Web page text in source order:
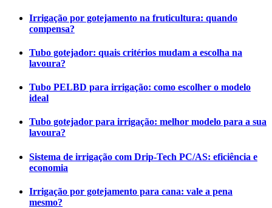
Irrigação por gotejamento na fruticultura: quando
compensa?
Tubo gotejador: quais critérios mudam a escolha na
lavoura?
Tubo PELBD para irrigação: como escolher o modelo
ideal
Tubo gotejador para irrigação: melhor modelo para a sua
lavoura?
Sistema de irrigação com Drip-Tech PC/AS: eficiência e
economia
Irrigação por gotejamento para cana: vale a pena
mesmo?